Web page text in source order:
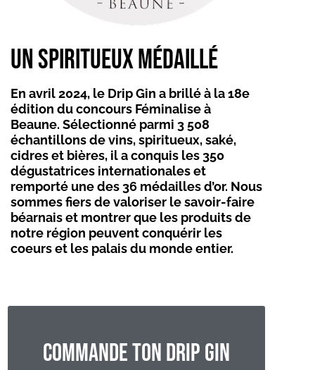
Un spiritueux médaillé
En avril 2024, le Drip Gin a brillé à la 18e
édition du concours Féminalise à
Beaune. Sélectionné parmi 3 508
échantillons de vins, spiritueux, saké,
cidres et bières, il a conquis les 350
dégustatrices internationales et
remporté une des 36 médailles d’or. Nous
sommes fiers de valoriser le savoir-faire
béarnais et montrer que les produits de
notre région peuvent conquérir les
coeurs et les palais du monde entier.
Commande ton DRIP GIN